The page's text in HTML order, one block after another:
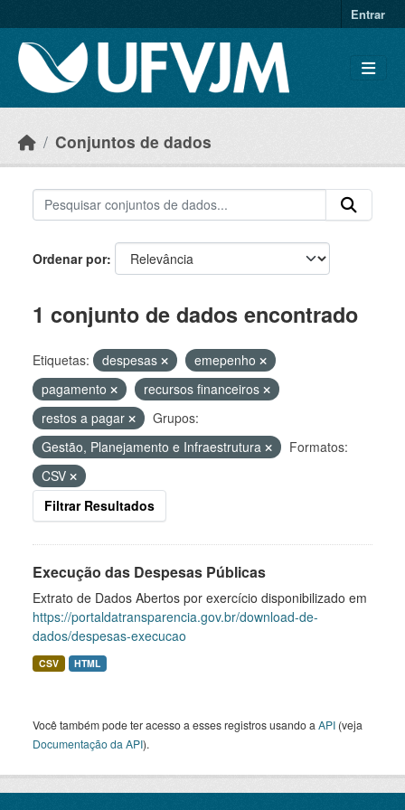
Entrar
Conjuntos de dados
Ordenar por
1 conjunto de dados encontrado
Etiquetas: despesas
emepenho
pagamento
recursos financeiros
restos a pagar
Grupos:
Gestão, Planejamento e Infraestrutura
Formatos:
CSV
Filtrar Resultados
Execução das Despesas Públicas
Extrato de Dados Abertos por exercício disponibilizado em
https://portaldatransparencia.gov.br/download-de-
dados/despesas-execucao
CSV HTML
Você também pode ter acesso a esses registros usando a API (veja
Documentação da API).